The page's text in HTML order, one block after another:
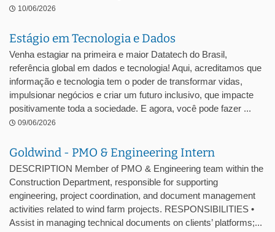
10/06/2026
Estágio em Tecnologia e Dados
Venha estagiar na primeira e maior Datatech do Brasil,
referência global em dados e tecnologia! Aqui, acreditamos que
informação e tecnologia tem o poder de transformar vidas,
impulsionar negócios e criar um futuro inclusivo, que impacte
positivamente toda a sociedade. E agora, você pode fazer ...
09/06/2026
Goldwind - PMO & Engineering Intern
DESCRIPTION Member of PMO & Engineering team within the
Construction Department, responsible for supporting
engineering, project coordination, and document management
activities related to wind farm projects. RESPONSIBILITIES •
Assist in managing technical documents on clients’ platforms;...